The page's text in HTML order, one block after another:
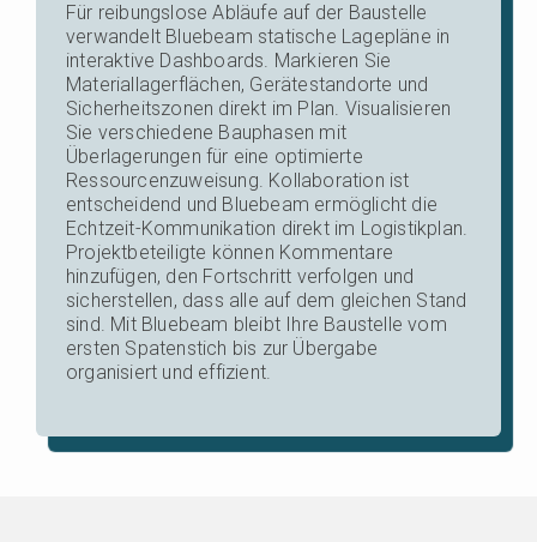
Für reibungslose Abläufe auf der Baustelle
verwandelt Bluebeam statische Lagepläne in
interaktive Dashboards. Markieren Sie
Materiallagerflächen, Gerätestandorte und
Sicherheitszonen direkt im Plan. Visualisieren
Sie verschiedene Bauphasen mit
Überlagerungen für eine optimierte
Ressourcenzuweisung. Kollaboration ist
entscheidend und Bluebeam ermöglicht die
Echtzeit-Kommunikation direkt im Logistikplan.
Projektbeteiligte können Kommentare
hinzufügen, den Fortschritt verfolgen und
sicherstellen, dass alle auf dem gleichen Stand
sind. Mit Bluebeam bleibt Ihre Baustelle vom
ersten Spatenstich bis zur Übergabe
organisiert und effizient.